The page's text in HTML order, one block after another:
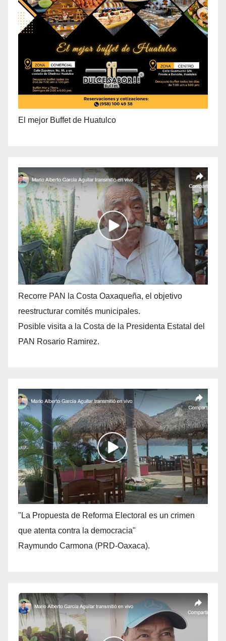
El mejor Buffet de Huatulco
Recorre PAN la Costa Oaxaqueña, el objetivo
reestructurar comités municipales.
Posible visita a la Costa de la Presidenta Estatal del
PAN Rosario Ramirez.
"La Propuesta de Reforma Electoral es un crimen
que atenta contra la democracia"
Raymundo Carmona (PRD-Oaxaca).